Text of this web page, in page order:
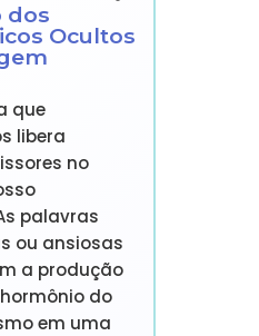
dos
Ocultos
que
libera
no
palavras
ou ansiosas
a produção
do
em uma